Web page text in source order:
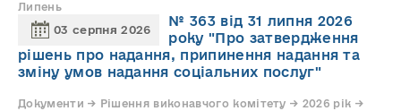
Липень
03 серпня 2026
№ 363 від 31 липня 2026
року "Про затвердження
рішень про надання, припинення надання та
зміну умов надання соціальних послуг"
Документи → Рішення виконавчого комітету → 2026 рік →